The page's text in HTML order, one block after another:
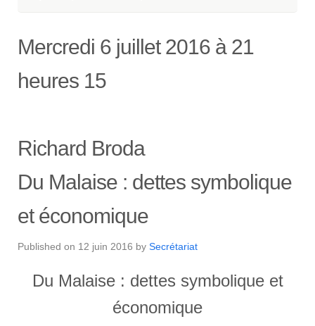
Mercredi 6 juillet 2016 à 21
heures 15
Richard Broda
Du Malaise : dettes symbolique
et économique
Published on 12 juin 2016 by Secrétariat
Du Malaise : dettes symbolique et
économique